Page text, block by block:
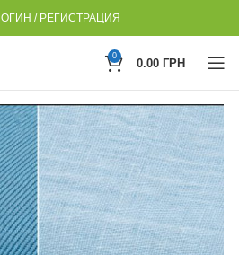
/ РЕГИСТРАЦИЯ
0
0.00 ГРН